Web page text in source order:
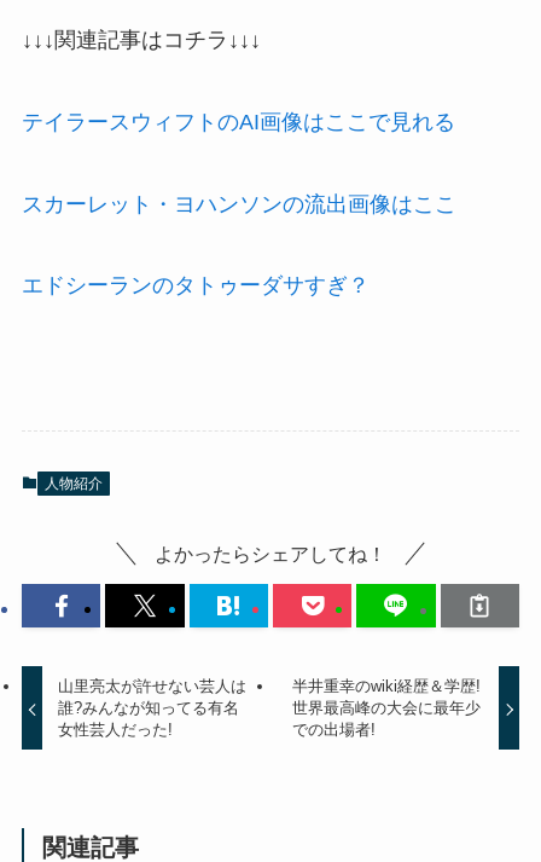
↓↓↓関連記事はコチラ↓↓↓
テイラースウィフトのAI画像はここで見れる
スカーレット・ヨハンソンの流出画像はここ
エドシーランのタトゥーダサすぎ？
人物紹介
よかったらシェアしてね！
山里亮太が許せない芸人は
誰?みんなが知ってる有名
女性芸人だった!
半井重幸のwiki経歴＆学歴!
世界最高峰の大会に最年少
での出場者!
関連記事